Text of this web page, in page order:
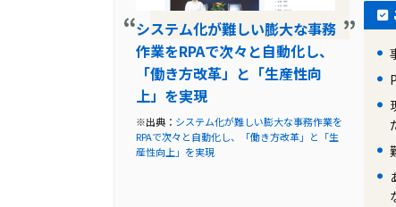
頼メールの仕分け業務は、24時間365日
導入前の課題に対する解決策
RPAの導入を検討する中で、10社以上
「スモールBPR」を提案し、RPAの導
しました。工藤秀人課長は、現場の要
RPAを組み込むことで、より効果的な
システム化が難しい膨大な事務
作業をRPAで次々と自動化し、
「働き方改革」と「生産性向
上」を実現
※出典： システム化が難しい膨大な事務作業を
RPAで次々と自動化し、「働き方改革」と「生
産性向上」を実現